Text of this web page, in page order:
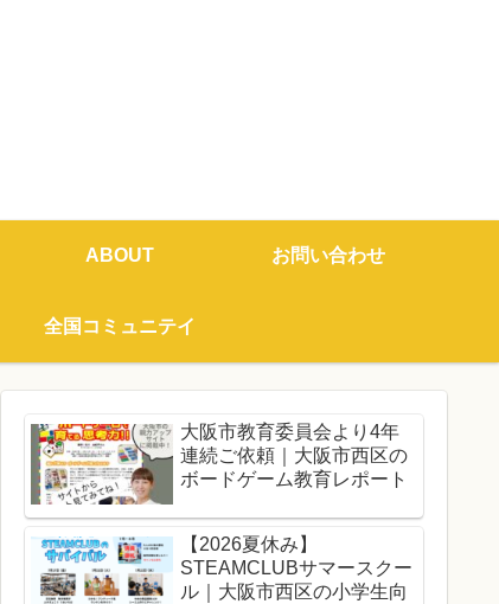
ABOUT お問い合わせ
全国コミュニテイ
大阪市教育委員会より4年
連続ご依頼｜大阪市西区の
ボードゲーム教育レポート
【2026夏休み】
STEAMCLUBサマースクー
ル｜大阪市西区の小学生向